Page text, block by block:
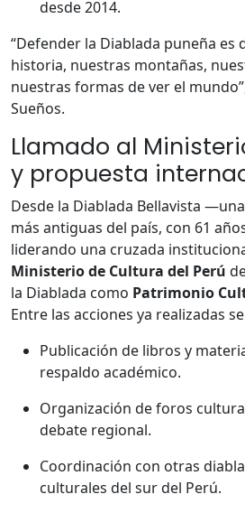
desde 2014.
“Defender la Diablada puneña es
historia, nuestras montañas,
nuestras formas de ver el
Sueños.
Llamado al
y propuesta
Desde la Diablada Bellavista
más antiguas del país, con 61
liderando una cruzada
Ministerio de Cultura del Perú
la Diablada como Patrimonio
Entre las acciones ya realizadas
Publicación de libros y
respaldo académico.
Organización de foros
debate regional.
Coordinación con otras
culturales del sur del Perú.